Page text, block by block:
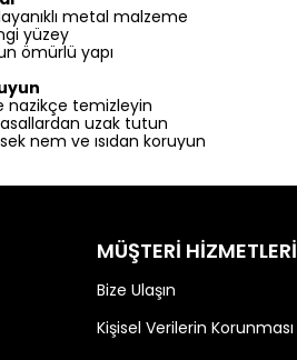
metal malzeme
yüzey
ömürlü yapı
nazikçe temizleyin
uzak tutun
nem ve ısıdan koruyun
MÜŞTERİ HİZMETLERİ
Bize Ulaşın
Kişisel Verilerin Korunması